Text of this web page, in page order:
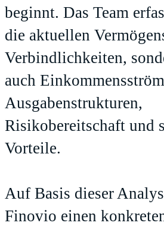
beginnt. Das Team
die aktuellen
Verbindlichkeiten,
auch
Ausgabenstrukturen,
Risikobereitschaft und
Vorteile.
Auf Basis dieser
Finovio einen